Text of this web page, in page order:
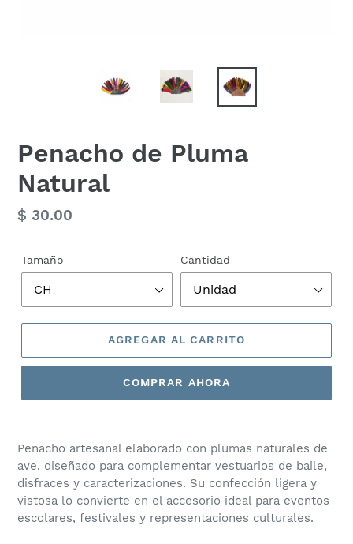
Penacho de Pluma
Natural
Precio
$ 30.00
Tamaño Cantidad
AGREGAR AL CARRITO
COMPRAR AHORA
Penacho artesanal elaborado con plumas naturales de
ave, diseñado para complementar vestuarios de baile,
disfraces y caracterizaciones. Su confección ligera y
vistosa lo convierte en el accesorio ideal para eventos
escolares, festivales y representaciones culturales.